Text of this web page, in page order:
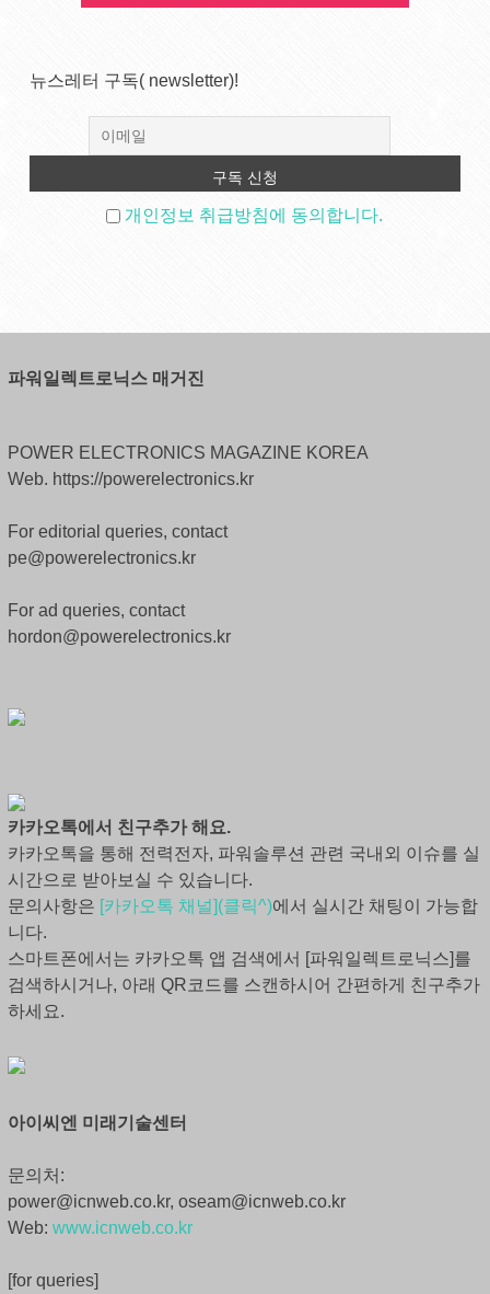
뉴스레터 구독( newsletter)!
개인정보 취급방침에 동의합니다.
파워일렉트로닉스 매거진
POWER ELECTRONICS MAGAZINE KOREA
Web. https://powerelectronics.kr
For editorial queries, contact
pe@powerelectronics.kr
For ad queries, contact
hordon@powerelectronics.kr
카카오톡에서 친구추가 해요.
카카오톡을 통해 전력전자, 파워솔루션 관련 국내외 이슈를 실
시간으로 받아보실 수 있습니다.
문의사항은 [카카오톡 채널](클릭^)에서 실시간 채팅이 가능합
니다.
스마트폰에서는 카카오톡 앱 검색에서 [파워일렉트로닉스]를
검색하시거나, 아래 QR코드를 스캔하시어 간편하게 친구추가
하세요.
아이씨엔 미래기술센터
문의처:
power@icnweb.co.kr, oseam@icnweb.co.kr
Web: www.icnweb.co.kr
[for queries]